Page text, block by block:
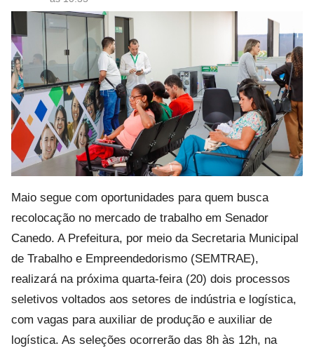
Maio segue com oportunidades para quem busca
recolocação no mercado de trabalho em Senador
Canedo. A Prefeitura, por meio da Secretaria Municipal
de Trabalho e Empreendedorismo (SEMTRAE),
realizará na próxima quarta-feira (20) dois processos
seletivos voltados aos setores de indústria e logística,
com vagas para auxiliar de produção e auxiliar de
logística. As seleções ocorrerão das 8h às 12h, na